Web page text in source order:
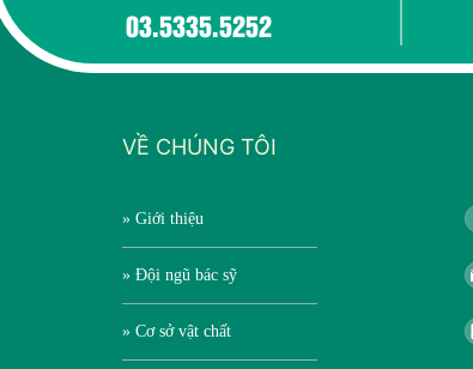
03.5335.5252
VỀ CHÚNG TÔI
» Giới thiệu
» Đội ngũ bác sỹ
» Cơ sở vật chất